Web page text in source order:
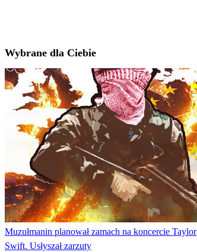
Wybrane dla Ciebie
Muzułmanin planował zamach na koncercie Taylor
Swift. Usłyszał zarzuty